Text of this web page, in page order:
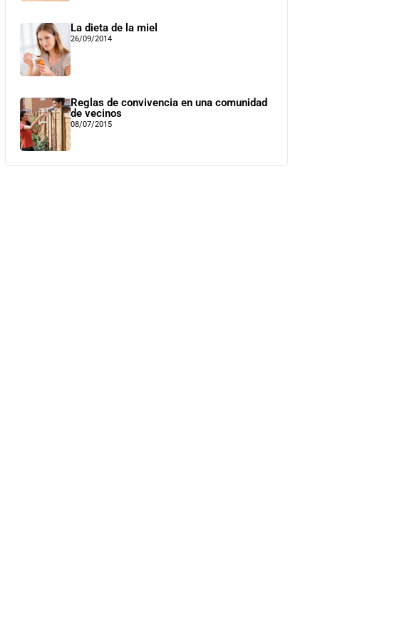
La dieta de la miel
26/09/2014
Reglas de convivencia en una comunidad
de vecinos
08/07/2015